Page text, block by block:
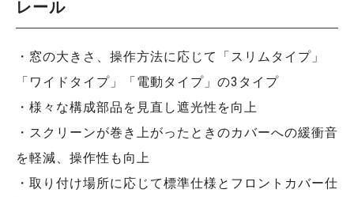
レール
・窓の大きさ、操作方法に応じて「スリムタイプ」
「ワイドタイプ」「電動タイプ」の3タイプ
・様々な構成部品を見直し遮光性を向上
・スクリーンが巻き上がったときのカバーへの緩衝音
を軽減、操作性も向上
・取り付け場所に応じて標準仕様とフロントカバー仕